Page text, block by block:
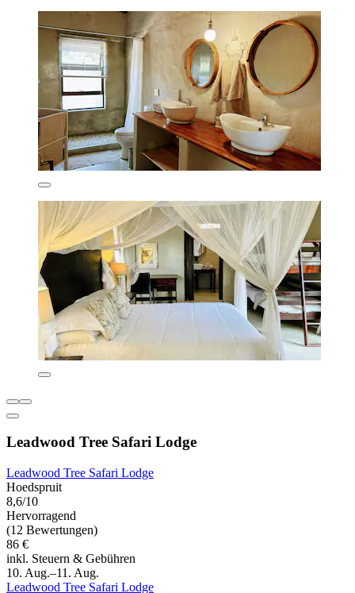
Leadwood Tree Safari Lodge
Leadwood Tree Safari Lodge
Hoedspruit
8,6/10
Hervorragend
(12 Bewertungen)
86 €
inkl. Steuern & Gebühren
10. Aug.–11. Aug.
Leadwood Tree Safari Lodge